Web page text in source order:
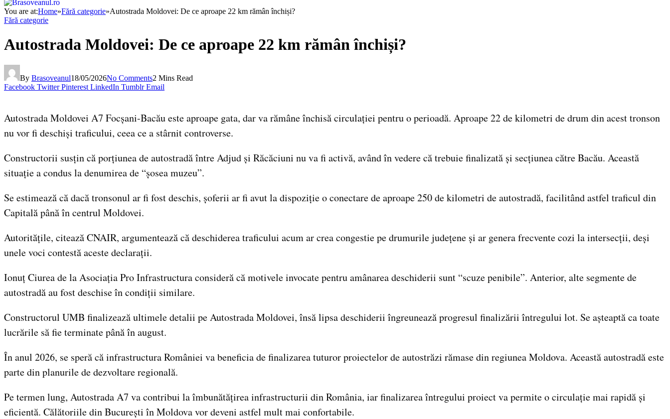
You are at:Home»Fără categorie»Autostrada Moldovei: De ce aproape 22 km rămân închiși?
Fără categorie
Autostrada Moldovei: De ce aproape 22 km rămân închiși?
By Brasoveanul18/05/2026No Comments2 Mins Read
Facebook Twitter Pinterest LinkedIn Tumblr Email
Autostrada Moldovei A7 Focșani-Bacău este aproape gata, dar va rămâne închisă circulației pentru o perioadă. Aproape 22 de kilometri de drum din acest tronson
nu vor fi deschiși traficului, ceea ce a stârnit controverse.
Constructorii susțin că porțiunea de autostradă între Adjud și Răcăciuni nu va fi activă, având în vedere că trebuie finalizată și secțiunea către Bacău. Această
situație a condus la denumirea de “șosea muzeu”.
Se estimează că dacă tronsonul ar fi fost deschis, șoferii ar fi avut la dispoziție o conectare de aproape 250 de kilometri de autostradă, facilitând astfel traficul din
Capitală până în centrul Moldovei.
Autoritățile, citează CNAIR, argumentează că deschiderea traficului acum ar crea congestie pe drumurile județene și ar genera frecvente cozi la intersecții, deși
unele voci contestă aceste declarații.
Ionuț Ciurea de la Asociația Pro Infrastructura consideră că motivele invocate pentru amânarea deschiderii sunt “scuze penibile”. Anterior, alte segmente de
autostradă au fost deschise în condiții similare.
Constructorul UMB finalizează ultimele detalii pe Autostrada Moldovei, însă lipsa deschiderii îngreunează progresul finalizării întregului lot. Se așteaptă ca toate
lucrările să fie terminate până în august.
În anul 2026, se speră că infrastructura României va beneficia de finalizarea tuturor proiectelor de autostrăzi rămase din regiunea Moldova. Această autostradă este
parte din planurile de dezvoltare regională.
Pe termen lung, Autostrada A7 va contribui la îmbunătățirea infrastructurii din România, iar finalizarea întregului proiect va permite o circulație mai rapidă și
eficientă. Călătoriile din București în Moldova vor deveni astfel mult mai confortabile.